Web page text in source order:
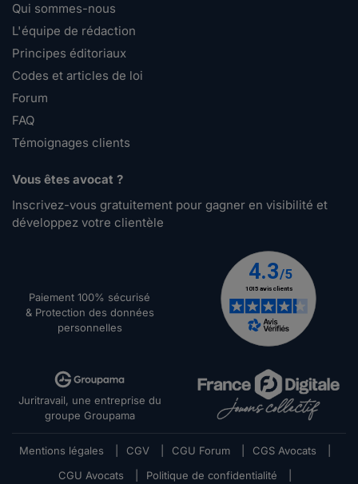
Qui sommes-nous
L'équipe de rédaction
Principes éditoriaux
Codes et articles de loi
Forum
FAQ
Témoignages clients
Vous êtes avocat ?
Inscrivez-vous gratuitement pour gagner en visibilité et
développez votre clientèle
Paiement 100% sécurisé
& Protection des données
personnelles
Juritravail, une entreprise du
groupe Groupama
Mentions légales CGV CGU Forum CGS Avocats
CGU Avocats
Politique de confidentialité